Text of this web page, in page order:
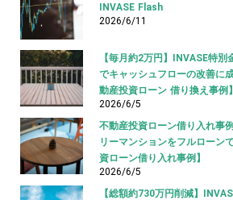
INVASE Flash
2026/6/11
【毎月約2万円】INVASE特別
でキャッシュフローの改善に
動産投資ローン 借り換え事例】
2026/6/5
不動産投資ローン借り入れ事
リーマンションをフルローン
資ローン借り入れ事例】
2026/6/5
【総額約730万円削減】